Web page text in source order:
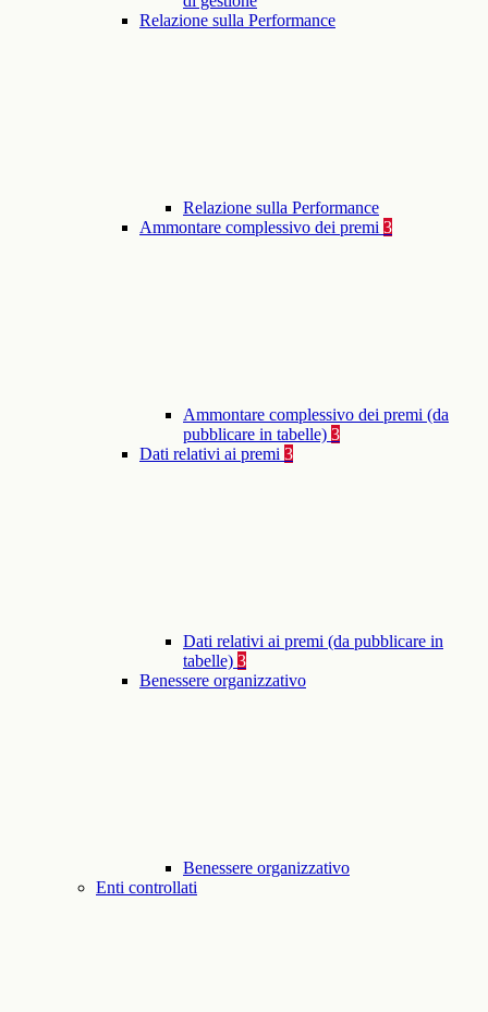
Relazione sulla Performance
Relazione sulla Performance
Ammontare complessivo dei premi 3
Ammontare complessivo dei premi (da
pubblicare in tabelle) 3
Dati relativi ai premi 3
Dati relativi ai premi (da pubblicare in
tabelle) 3
Benessere organizzativo
Benessere organizzativo
Enti controllati